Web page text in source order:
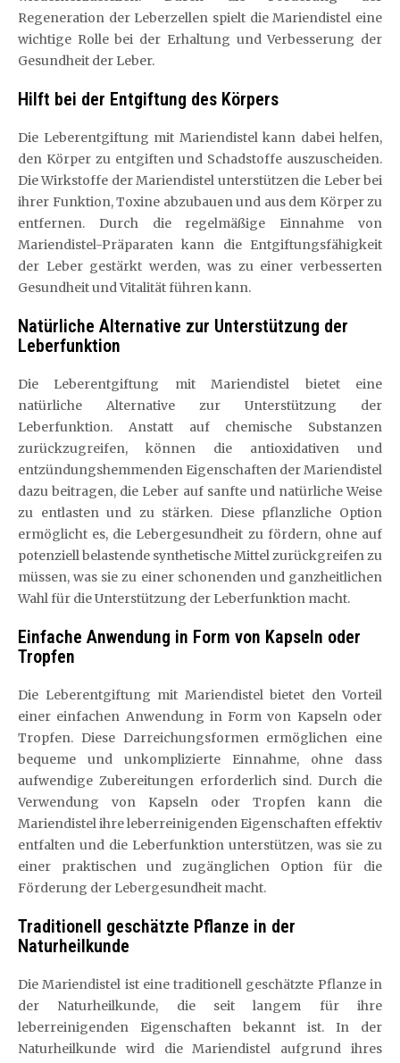
Regeneration der Leberzellen spielt die Mariendistel eine
wichtige Rolle bei der Erhaltung und Verbesserung der
Gesundheit der Leber.
Hilft bei der Entgiftung des Körpers
Die Leberentgiftung mit Mariendistel kann dabei helfen,
den Körper zu entgiften und Schadstoffe auszuscheiden.
Die Wirkstoffe der Mariendistel unterstützen die Leber bei
ihrer Funktion, Toxine abzubauen und aus dem Körper zu
entfernen. Durch die regelmäßige Einnahme von
Mariendistel-Präparaten kann die Entgiftungsfähigkeit
der Leber gestärkt werden, was zu einer verbesserten
Gesundheit und Vitalität führen kann.
Natürliche Alternative zur Unterstützung der
Leberfunktion
Die Leberentgiftung mit Mariendistel bietet eine
natürliche Alternative zur Unterstützung der
Leberfunktion. Anstatt auf chemische Substanzen
zurückzugreifen, können die antioxidativen und
entzündungshemmenden Eigenschaften der Mariendistel
dazu beitragen, die Leber auf sanfte und natürliche Weise
zu entlasten und zu stärken. Diese pflanzliche Option
ermöglicht es, die Lebergesundheit zu fördern, ohne auf
potenziell belastende synthetische Mittel zurückgreifen zu
müssen, was sie zu einer schonenden und ganzheitlichen
Wahl für die Unterstützung der Leberfunktion macht.
Einfache Anwendung in Form von Kapseln oder
Tropfen
Die Leberentgiftung mit Mariendistel bietet den Vorteil
einer einfachen Anwendung in Form von Kapseln oder
Tropfen. Diese Darreichungsformen ermöglichen eine
bequeme und unkomplizierte Einnahme, ohne dass
aufwendige Zubereitungen erforderlich sind. Durch die
Verwendung von Kapseln oder Tropfen kann die
Mariendistel ihre leberreinigenden Eigenschaften effektiv
entfalten und die Leberfunktion unterstützen, was sie zu
einer praktischen und zugänglichen Option für die
Förderung der Lebergesundheit macht.
Traditionell geschätzte Pflanze in der
Naturheilkunde
Die Mariendistel ist eine traditionell geschätzte Pflanze in
der Naturheilkunde, die seit langem für ihre
leberreinigenden Eigenschaften bekannt ist. In der
Naturheilkunde wird die Mariendistel aufgrund ihres